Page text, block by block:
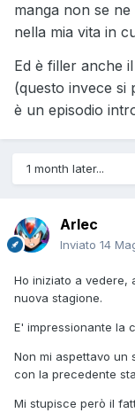
manga non se
nella mia vita in
Ed è filler anche
(questo invece si
è un episodio
1 month later...
Arlec
Inviato 14
Ho iniziato a vedere,
nuova stagione.
E' impressionante la
Non mi aspettavo un
con la precedente
Mi stupisce però il